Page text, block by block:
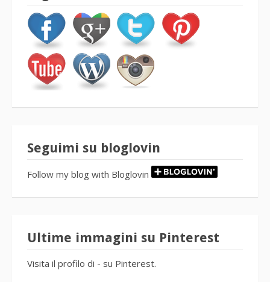
Seguimi su bloglovin
Follow my blog with Bloglovin
Ultime immagini su Pinterest
Visita il profilo di - su Pinterest.